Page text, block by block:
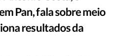
Pan, fala sobre meio
resultados da